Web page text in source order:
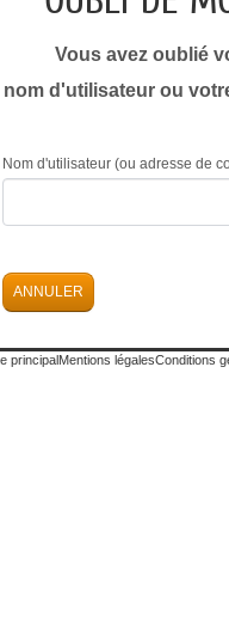
Vous avez oublié
d'utilisateur ou
Nom d'utilisateur (ou adresse de
ANNULER
principal Mentions légalesConditions